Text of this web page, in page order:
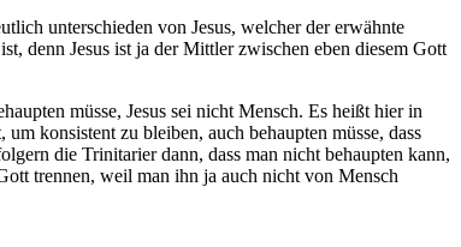
unterschieden von Jesus, welcher der erwähnte
denn Jesus ist ja der Mittler zwischen eben diesem Gott
müsse, Jesus sei nicht Mensch. Es heißt hier in
konsistent zu bleiben, auch behaupten müsse, dass
die Trinitarier dann, dass man nicht behaupten kann,
trennen, weil man ihn ja auch nicht von Mensch